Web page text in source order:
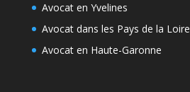
Avocat en Yvelines
Avocat dans les Pays de la Loire
Avocat en Haute-Garonne